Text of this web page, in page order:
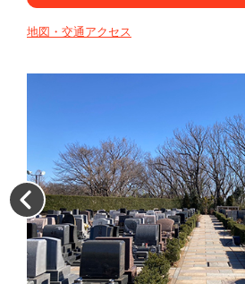
地図・交通アクセス